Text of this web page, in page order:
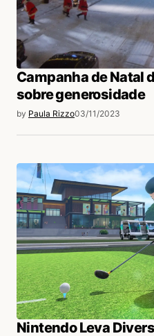
Campanha de Natal
sobre generosidade
by Paula Rizzo03/11/2023
Nintendo Leva